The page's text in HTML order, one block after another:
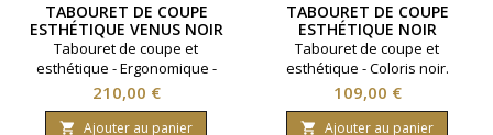
TABOURET DE COUPE
ESTHÉTIQUE VENUS NOIR
Tabouret de coupe et
esthétique - Ergonomique -
Inclinable - Coloris noir.
Prix
210,00 €
 Ajouter au panier
TABOURET DE COUPE
ESTHÉTIQUE NOIR
Tabouret de coupe et
esthétique - Coloris noir.
Prix
109,00 €
 Ajouter au panier